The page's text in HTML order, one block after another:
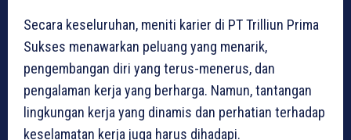
Secara keseluruhan, meniti karier di PT Trilliun Prima
Sukses menawarkan peluang yang menarik,
pengembangan diri yang terus-menerus, dan
pengalaman kerja yang berharga. Namun, tantangan
lingkungan kerja yang dinamis dan perhatian terhadap
keselamatan kerja juga harus dihadapi.